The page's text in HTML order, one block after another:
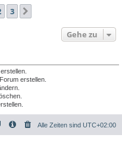
3
Gehe zu
erstellen.
Alle Zeiten sind UTC+02:00